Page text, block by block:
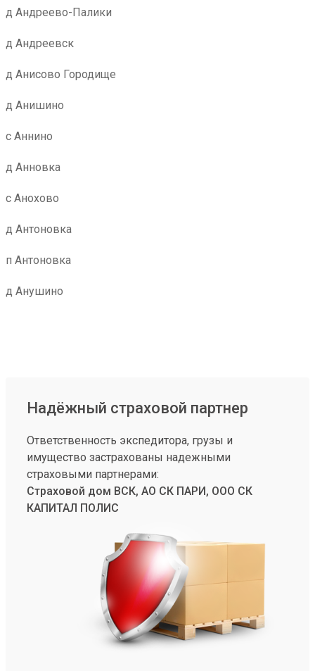
д Андреево-Палики
д Андреевск
д Анисово Городище
д Анишино
с Аннино
д Анновка
с Анохово
д Антоновка
п Антоновка
д Анушино
Надёжный страховой партнер
Ответственность экспедитора, грузы и
имущество застрахованы надежными
страховыми партнерами:
Страховой дом ВСК, АО СК ПАРИ, ООО СК
КАПИТАЛ ПОЛИС